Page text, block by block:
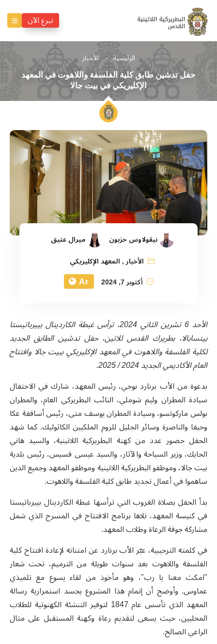
تبرع الآن
الرئيسية الأخبار
حفل تدشين طابق كلية الفلسفة واللاهوت في المعهد
الإكليريكي في بيت جالا
نيقولاوس حزبون
ميرال عتيق
الأخبار, المعهد الإكليريكي
أكتوبر 7, 2024
Ar
الأحد 6 تشرين الثاني 2024، ترأس غبطة الكاردينال بييرباتيستا
بيتسابالا، بطريرك القدس للاتين، حفل تدشين الطابق الجديد
لكلية الفلسفة واللاهوت في المعهد الإكليريكي ببيت جالا وافتتاح
العام الأكاديمي الجديد 2024 / 2025.
بدعوة من الأب برنارد بوجي، رئيس المعهد، شارك في الاحتفال
سيادة المطران وليم شوملي، النائب البطريركي العام، والمطران
بولس ماركوتسو،وسيادة المطران يوسف متى، رئيس أساقفة عكا
وحيفا والناصرة وسائر الجليل للروم الملكيين الكاثوليك. كما شهد
الحفل حضور عدد من كهنة البطريركية اللاتينية، والسيد هاني
الحايك، وزير السياحة والآثار، والسيد عيسى قسيس، رئيس بلدية
بيت جالا، وموظفو البطريركية اللاتينية وموظفو المعهد وجميع الذين
ساهموا في أعمال تجديد طابق كلية الفلسفة واللاهوت.
بدأ الحفل بصلاة الغروب التي ترأسها غبطة الكاردينال بييرباتيستا
في كنيسة المعهد، تلاها برنامج الافتتاح في المسرح الذي شمل
مشاركة جوقة الرعاة وطلاب المعهد.
في كلمته الترحيبية، عبّر الأب برنارد عن امتنانه لإعادة افتتاح كلية
الفلسفة واللاهوت بعد سنوات طويلة من الترميم، تحت شعار
"امكث معنا يا رب"، وهو مأخوذ من لقاء يسوع مع تلميذي
عماوس. وأوضح أن إتمام هذا المشروع يجسد استمرارية رسالة
المعهد الذي تأسس عام 1847 لتوفير التنشئة الكهنوتية للطلاب
المحليين، حيث يسعى لتقديم رعاة وكهنة المستقبل على مثال
الراعي الصالح.